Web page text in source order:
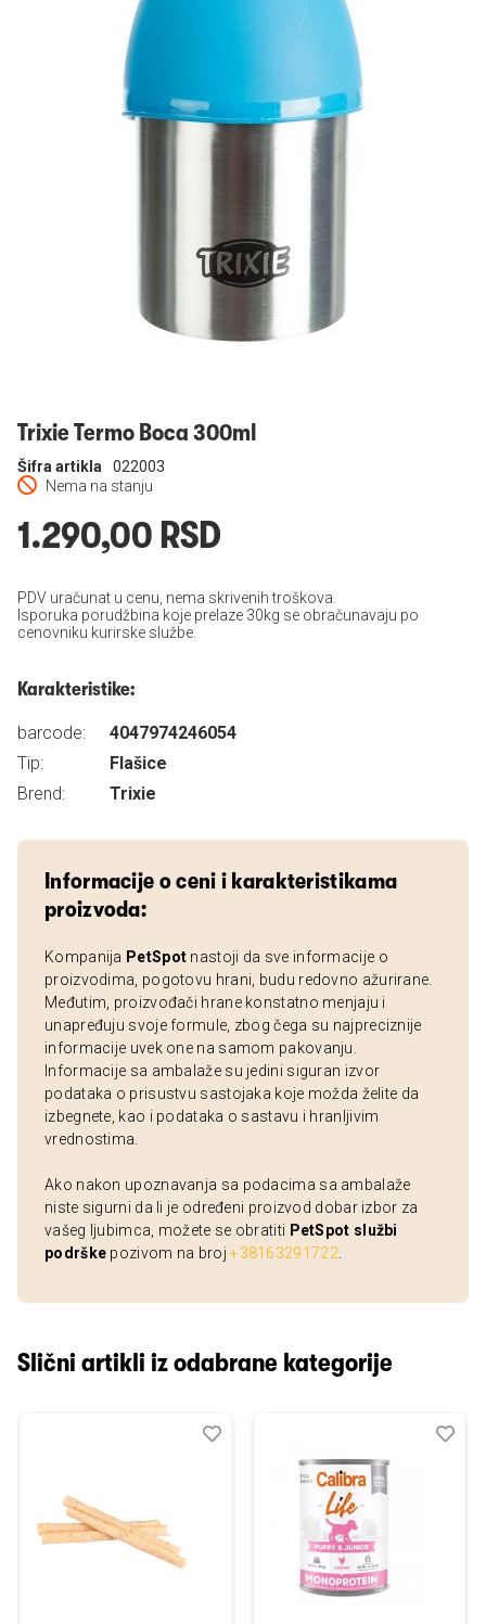
Trixie Termo Boca 300ml
Nema na stanju
Šifra artikla 022003
1.290,00 RSD
PDV uračunat u cenu, nema skrivenih troškova.
Isporuka porudžbina koje prelaze 30kg se obračunavaju po
cenovniku kurirske službe.
Karakteristike:
barcode:
4047974246054
Tip:
Flašice
Brend:
Trixie
Informacije o ceni i karakteristikama
proizvoda:
Kompanija PetSpot nastoji da sve informacije o
proizvodima, pogotovu hrani, budu redovno ažurirane.
Međutim, proizvođači hrane konstatno menjaju i
unapređuju svoje formule, zbog čega su najpreciznije
informacije uvek one na samom pakovanju.
Informacije sa ambalaže su jedini siguran izvor
podataka o prisustvu sastojaka koje možda želite da
izbegnete, kao i podataka o sastavu i hranljivim
vrednostima.
Ako nakon upoznavanja sa podacima sa ambalaže
niste sigurni da li je određeni proizvod dobar izbor za
vašeg ljubimca, možete se obratiti PetSpot službi
podrške pozivom na broj+38163291722
Slični artikli iz odabrane kategorije
Dodaj
Uporedi